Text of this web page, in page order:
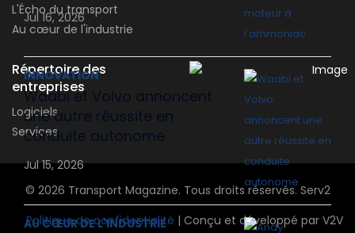
Jul 16, 2026
INNOVATION
Waabi et Volvo annoncent
une autre réussite en
conduite autonome
Jul 15, 2026
AU CŒUR DE L'INDUSTRIE
L'Écho du transport
Au cœur de l'industrie
Répertoire des
entreprises
Logiciels
Services
© 2026 Transport Magazine. Tous droits réservés. Serv2
Politique de confidentialité | Conçu et développé par V2V